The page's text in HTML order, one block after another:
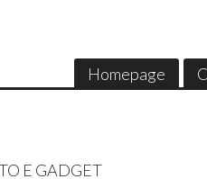
Homepage
E GADGET